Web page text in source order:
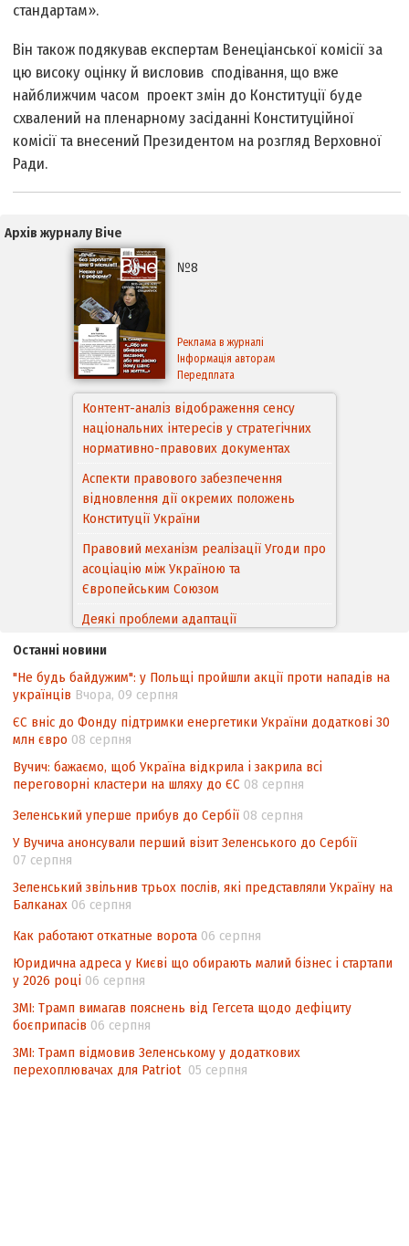
стандартам».
Він також подякував експертам Венеціанської комісії за
цю високу оцінку й висловив сподівання, що вже
найближчим часом проект змін до Конституції буде
схвалений на пленарному засіданні Конституційної
комісії та внесений Президентом на розгляд Верховної
Ради.
Архів журналу Віче
№8
Реклама в журналі
Інформація авторам
Передплата
Контент-аналіз відображення сенсу
національних інтересів у стратегічних
нормативно-правових документах
Аспекти правового забезпечення
відновлення дії окремих положень
Конституції України
Правовий механізм реалізації Угоди про
асоціацію між Україною та
Європейським Cоюзом
Деякі проблеми адаптації
походження товарів відповідно до
Угоди про торговельні аспекти прав
інтелектуальної власності (TRIPS) у
контексті євроінтеграції
Аналіз виборчого законодавства щодо
невизначеності механізму повторного
підрахунку голосів виборців
Інформаційна безпека суспільства
Останні новини
"Не будь байдужим": у Польщі пройшли акції проти нападів на
українців Вчора, 09 серпня
ЄС вніс до Фонду підтримки енергетики України додаткові 30
млн євро 08 серпня
Вучич: бажаємо, щоб Україна відкрила і закрила всі
переговорні кластери на шляху до ЄС 08 серпня
Зеленський уперше прибув до Сербії 08 серпня
У Вучича анонсували перший візит Зеленського до Сербії
07 серпня
Зеленський звільнив трьох послів, які представляли Україну на
Балканах 06 серпня
Как работают откатные ворота 06 серпня
Юридична адреса у Києві що обирають малий бізнес і стартапи
у 2026 році 06 серпня
ЗМІ: Трамп вимагав пояснень від Гегсета щодо дефіциту
боєприпасів 06 серпня
ЗМІ: Трамп відмовив Зеленському у додаткових
перехоплювачах для Patriot 05 серпня